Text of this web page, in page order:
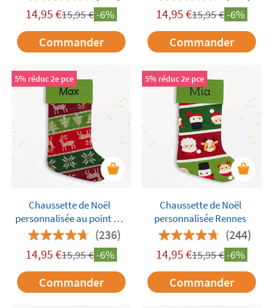
14,95 €15,95€-6%
Commander
14,95 €15,95€-6%
Commander
5% réduc 2e pce
Chaussette de Noël
personnalisée au point de
croix avec des motifs
(236)
14,95 €15,95€-6%
Commander
5% réduc 2e pce
Chaussette de Noël
personnalisée Rennes
(244)
14,95 €15,95€-6%
Commander